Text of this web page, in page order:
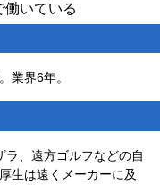
働いている
業界6年。
、遠方ゴルフなどの自
生は遠くメーカーに及